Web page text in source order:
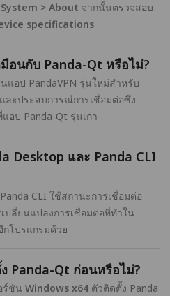
> About จากนั้นตรวจสอบ
specifications
อนกับ Panda-Qt หรือไม่?
แอป PandaVPN รุ่นใหม่สำหรับ
ละประสบการณ์การเชื่อมต่อซึ่ง
อป Panda-Qt รุ่นเก่า
Desktop และ Panda CLI
CLI ใช้สถานะการเชื่อมต่อ
ปลี่ยนแปลงการเชื่อมต่อที่ทำใน
โปรแกรมด้วย
Panda-Qt ก่อนหรือไม่?
ร์ชัน Windows x64 ตัวติดตั้ง Panda